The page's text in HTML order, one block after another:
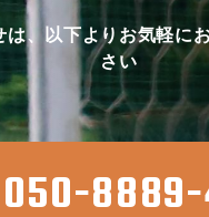
は、以下よりお気軽に
さい
050-